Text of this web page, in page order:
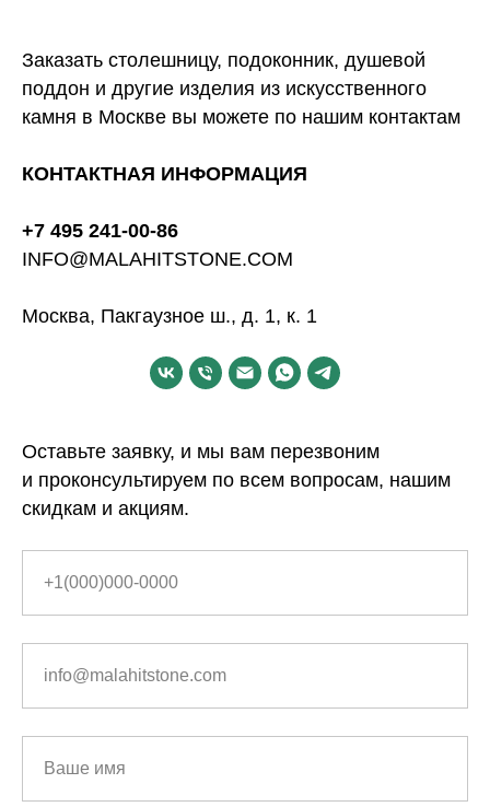
Заказать столешницу, подоконник, душевой
поддон и другие изделия из искусственного
камня в Москве вы можете по нашим контактам
КОНТАКТНАЯ ИНФОРМАЦИЯ
+7 495 241-00-86
INFO@MALAHITSTONE.COM
Москва, Пакгаузное ш., д. 1, к. 1
Оставьте заявку, и мы вам перезвоним
и проконсультируем по всем вопросам, нашим
скидкам и акциям.
+1(000)000-0000
info@malahitstone.com
Ваше имя